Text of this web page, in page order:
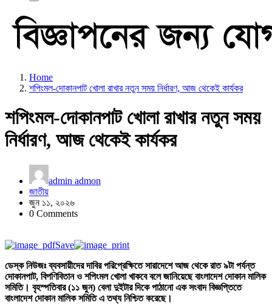
Home
শপিংমল-দোকানপাট খোলা রাখার নতুন সময় নির্ধারণ, আজ থেকেই কার্যকর
শপিংমল-দোকানপাট খোলা রাখার নতুন সময়
নির্ধারণ, আজ থেকেই কার্যকর
admin admon
জাতীয়
জুন ১১, ২০২৬
0 Comments
Save
ডেস্ক নিউজঃ ব্যবসায়ীদের দাবির পরিপ্রেক্ষিতে সারাদেশে আজ থেকে রাত ৯টা পর্যন্ত
দোকানপাট, বিপণিবিতান ও শপিংমল খোলা খাকবে বলে জানিয়েছে বাংলাদেশ দোকান মালিক
সমিতি। বৃহস্পতিবার (১১ জুন) বেলা দুইটার দিকে পাঠানো এক সংবাদ বিজ্ঞপ্তিতে
বাংলাদেশ দোকান মালিক সমিতি এ তথ্য নিশ্চিত করেছে।